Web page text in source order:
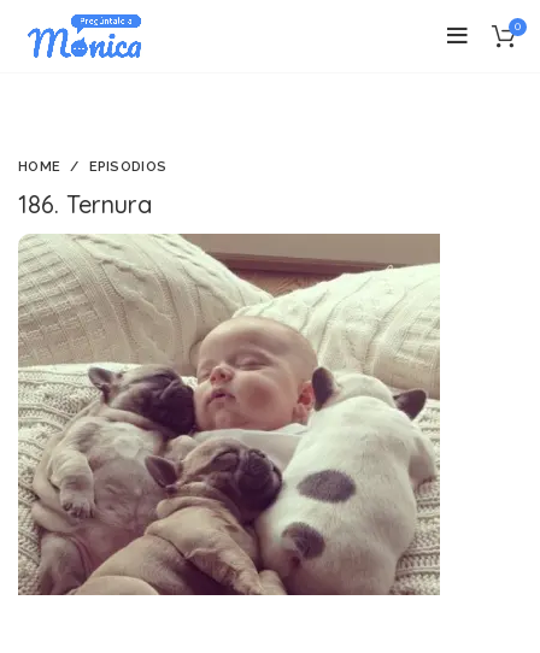
0
HOME EPISODIOS
186. Ternura